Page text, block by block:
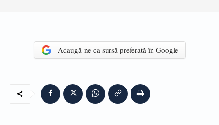
Adaugă-ne ca sursă preferată în Google